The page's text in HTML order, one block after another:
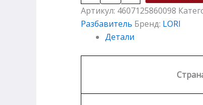
Артикул: 4607125860098
Разбавитель Бренд: LORI
Детали